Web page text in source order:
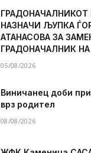
ГРАДОНАЧАЛНИКОТ
НАЗНАЧИ ЉУПКА
АТАНАСОВА ЗА
ГРАДОНАЧАЛНИК
05/08/2026
Виничанец доби
врз родител
08/08/2026